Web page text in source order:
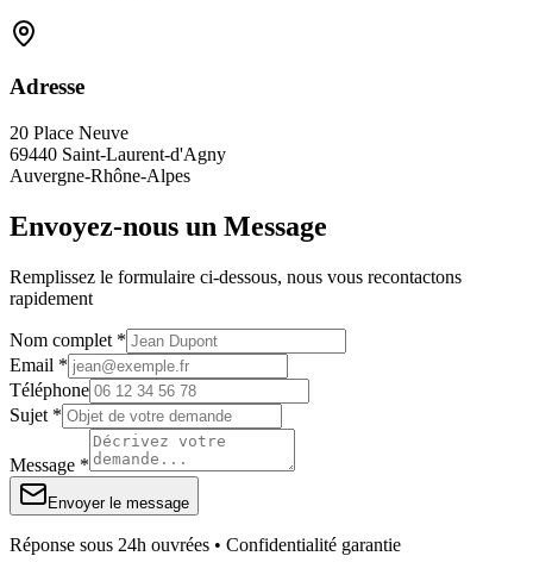
Adresse
20 Place Neuve
69440 Saint-Laurent-d'Agny
Auvergne-Rhône-Alpes
Envoyez-nous un Message
Remplissez le formulaire ci-dessous, nous vous recontactons
rapidement
Nom complet *
Email *
Téléphone
Sujet *
Message *
Envoyer le message
Réponse sous 24h ouvrées • Confidentialité garantie